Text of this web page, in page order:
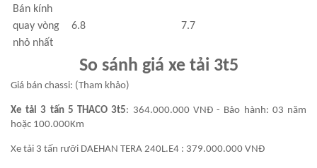
Bán kính
quay vòng
nhỏ nhất
6.8 7.7
So sánh giá xe tải 3t5
Giá bán chassi: (Tham khảo)
Xe tải 3 tấn 5 THACO 3t5: 364.000.000 VNĐ - Bảo hành: 03 năm
hoặc 100.000Km
Xe tải 3 tấn rưỡi DAEHAN TERA 240L.E4 : 379.000.000 VNĐ